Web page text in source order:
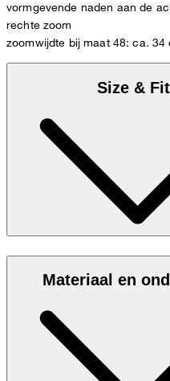
vormgevende naden aan de
rechte zoom
zoomwijdte bij maat 48: ca. 34
Size & Fit
Het model draagt maat 48 bij
tailleomvang van 84 cm en
Broeken Guide
Materiaal en